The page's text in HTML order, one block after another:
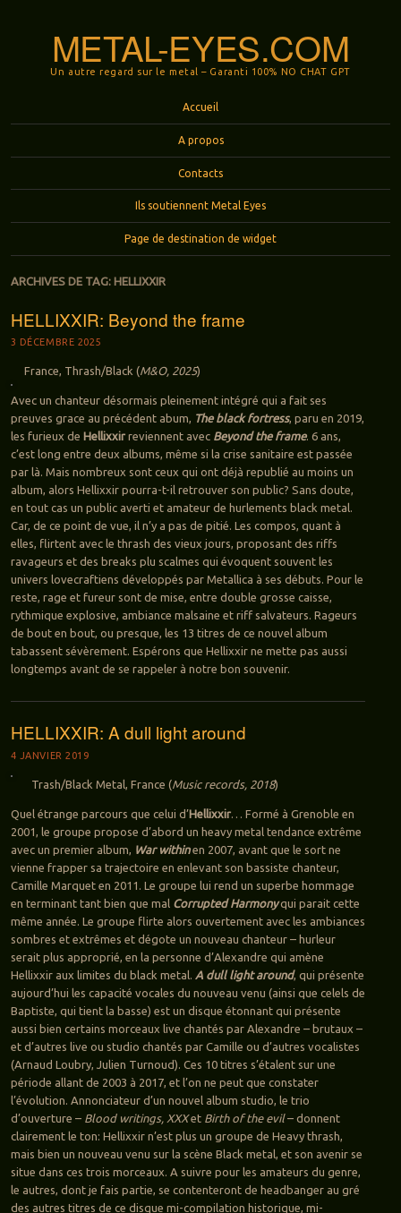
METAL-EYES.COM
Un autre regard sur le metal – Garanti 100% NO CHAT GPT
Accueil
A propos
Contacts
Ils soutiennent Metal Eyes
Page de destination de widget
ARCHIVES DE TAG: HELLIXXIR
HELLIXXIR: Beyond the frame
3 DÉCEMBRE 2025
France, Thrash/Black (M&O, 2025)
Avec un chanteur désormais pleinement intégré qui a fait ses
preuves grace au précédent abum, The black fortress, paru en 2019,
les furieux de Hellixxirreviennent avec Beyond the frame. 6 ans,
c’est long entre deux albums, même si la crise sanitaire est passée
par là. Mais nombreux sont ceux qui ont déjà republié au moins un
album, alors Hellixxir pourra-t-il retrouver son public? Sans doute,
en tout cas un public averti et amateur de hurlements black metal.
Car, de ce point de vue, il n’y a pas de pitié. Les compos, quant à
elles, flirtent avec le thrash des vieux jours, proposant des riffs
ravageurs et des breaks plu scalmes qui évoquent souvent les
univers lovecraftiens développés par Metallica à ses débuts. Pour le
reste, rage et fureur sont de mise, entre double grosse caisse,
rythmique explosive, ambiance malsaine et riff salvateurs. Rageurs
de bout en bout, ou presque, les 13 titres de ce nouvel album
tabassent sévèrement. Espérons que Hellixxir ne mette pas aussi
longtemps avant de se rappeler à notre bon souvenir.
HELLIXXIR: A dull light around
4 JANVIER 2019
Trash/Black Metal, France (Music records, 2018)
Quel étrange parcours que celui d’Hellixxir… Formé à Grenoble en
2001, le groupe propose d’abord un heavy metal tendance extrême
avec un premier album, War withinen 2007, avant que le sort ne
vienne frapper sa trajectoire en enlevant son bassiste chanteur,
Camille Marquet en 2011. Le groupe lui rend un superbe hommage
en terminant tant bien que mal Corrupted Harmonyqui parait cette
même année. Le groupe flirte alors ouvertement avec les ambiances
sombres et extrêmes et dégote un nouveau chanteur – hurleur
serait plus approprié, en la personne d’Alexandre qui amène
Hellixxir aux limites du black metal. A dull light around, qui présente
aujourd’hui les capacité vocales du nouveau venu (ainsi que celels de
Baptiste, qui tient la basse) est un disque étonnant qui présente
aussi bien certains morceaux live chantés par Alexandre – brutaux –
et d’autres live ou studio chantés par Camille ou d’autres vocalistes
(Arnaud Loubry, Julien Turnoud). Ces 10 titres s’étalent sur une
période allant de 2003 à 2017, et l’on ne peut que constater
l’évolution. Annonciateur d’un nouvel album studio, le trio
d’ouverture – Blood writings, XXXetBirth of the evil– donnent
clairement le ton: Hellixxir n’est plus un groupe de Heavy thrash,
mais bien un nouveau venu sur la scène Black metal, et son avenir se
situe dans ces trois morceaux. A suivre pour les amateurs du genre,
le autres, dont je fais partie, se contenteront de headbanger au gré
des autres titres de ce disque mi-compilation historique, mi-